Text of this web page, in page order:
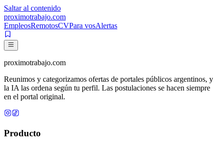
Saltar al contenido
proximotrabajo.com
EmpleosRemotosCVPara vosAlertas
proximotrabajo.com
Reunimos y categorizamos ofertas de portales públicos argentinos, y
la IA las ordena según tu perfil. Las postulaciones se hacen siempre
en el portal original.
Producto